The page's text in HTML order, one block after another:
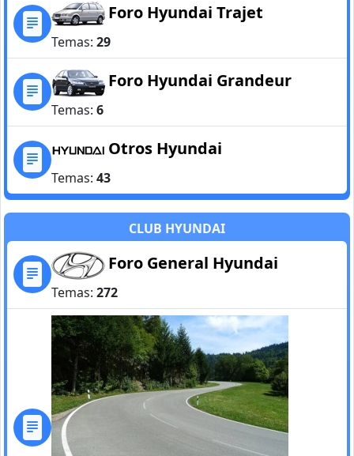
Foro Hyundai Trajet
Temas: 29
Foro Hyundai Grandeur
Temas: 6
Otros Hyundai
Temas: 43
CLUB HYUNDAI
Foro General Hyundai
Temas: 272